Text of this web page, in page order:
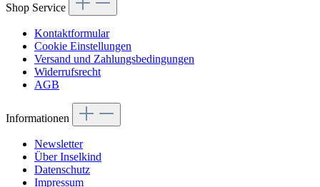
Shop Service
Kontaktformular
Cookie Einstellungen
Versand und Zahlungsbedingungen
Widerrufsrecht
AGB
Informationen
Newsletter
Über Inselkind
Datenschutz
Impressum